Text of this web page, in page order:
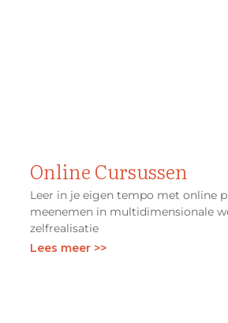
Online Cursussen
Leer in je eigen tempo met online
meenemen in multidimensionale
zelfrealisatie
Lees meer >>